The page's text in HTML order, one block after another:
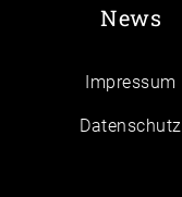
News
Impressum
Daten­schutz